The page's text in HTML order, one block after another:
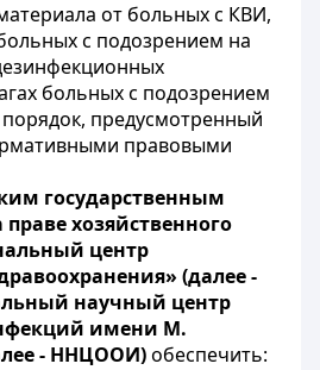
от больных с КВИ,
с подозрением на
больных с подозрением
предусмотренный
правовыми
государственным
хозяйственного
центр
(далее -
научный центр
имени М.
- ННЦООИ)обеспечить: